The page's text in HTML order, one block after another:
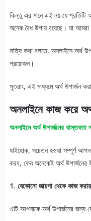
কিন্তু এর মানে এই নয় যে প্রতিটি
অনেক বৈধ উপায় রয়েছে। যা
সত্যি কথা বলতে, অনলাইনে অর্থ
প্রয়োজন।
সুতরাং, এই মাধ্যমে অর্থ উপার্জন
অনলাইনে কাজ করে
অনলাইনে অর্থ উপার্জনের বাস্তবতা
যাইহোক, সচেতন হওয়া সম্পূর্ণ
করব, কেন অনেকেই অর্থ উপার্জনের
1. যেকোনো জায়গা থেকে কাজ করার
এটি আপনাকে অর্থ উপার্জনের জন্য